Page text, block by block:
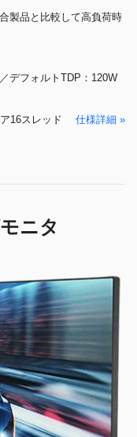
製品と比較して高負荷時
デフォルトTDP：120W
16スレッド 仕様詳細 »
ニタ